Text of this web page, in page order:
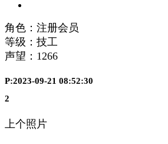
角色：注册会员
等级：技工
声望： 1266
P:2023-09-21 08:52:30
2
上个照片